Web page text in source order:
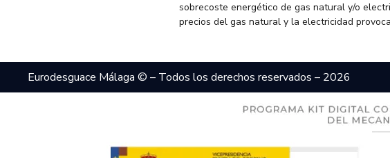
sobrecoste energético de gas natural y/o
precios del gas natural y la electricidad
Eurodesguace Málaga © – Todos los derechos reservados – 2026